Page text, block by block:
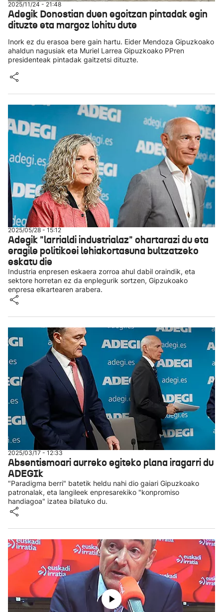
2025/11/24 - 21:48
Adegik Donostian duen egoitzan pintadak egin
dituzte eta margoz lohitu dute
Inork ez du erasoa bere gain hartu. Eider Mendoza Gipuzkoako
ahaldun nagusiak eta Muriel Larrea Gipuzkoako PPren
presidenteak pintadak gaitzetsi dituzte.
2025/05/28 - 15:12
Adegik "larrialdi industrialaz" ohartarazi du eta
eragile politikoei lehiakortasuna bultzatzeko
eskatu die
Industria enpresen eskaera zorroa ahul dabil oraindik, eta
sektore horretan ez da enplegurik sortzen, Gipzukoako
enpresa elkartearen arabera.
2025/03/17 - 12:33
Absentismoari aurreko egiteko plana iragarri du
ADEGIk
"Paradigma berri" batetik heldu nahi dio gaiari Gipuzkoako
patronalak, eta langileek enpresarekiko "konpromiso
handiagoa" izatea bilatuko du.